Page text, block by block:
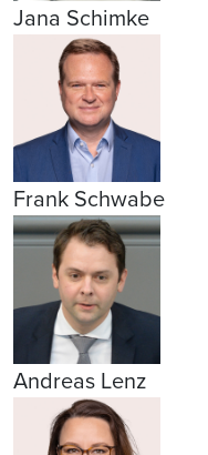
Jana Schimke
Frank Schwabe
Andreas Lenz